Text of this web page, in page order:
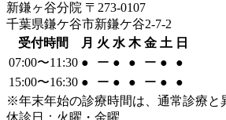
新鎌ヶ谷分院 〒273-0107
千葉県鎌ケ谷市新鎌ケ谷2-7-2
受付時間
月 火 水 木 金 土 日
07:00〜11:30 ● ー ● ● ー ●
●
15:00〜16:30 ● ー ● ● ー ●
●
※年末年始の診療時間は、通常診療と